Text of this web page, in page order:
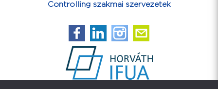
Controlling szakmai szervezetek